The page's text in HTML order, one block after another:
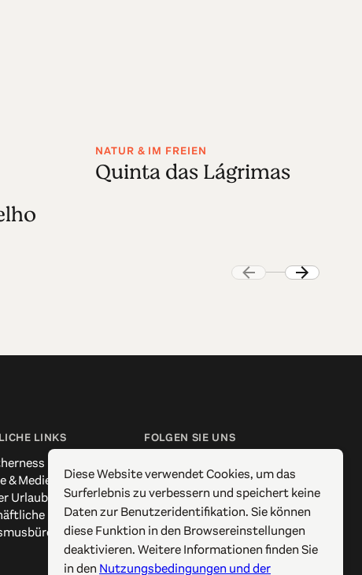
NATUR & IM FREIEN
Quinta das Lágrimas
LINKS
& Medien
Urlaub
Kontakte
FOLGEN SIE UNS
Instagram
X / Twitter
Pinterest
YouTube
Diese Website verwendet Cookies, um das
Surferlebnis zu verbessern und speichert keine
Daten zur Benutzeridentifikation. Sie können
diese Funktion in den Browsereinstellungen
deaktivieren. Weitere Informationen finden Sie
in den Nutzungsbedingungen und der